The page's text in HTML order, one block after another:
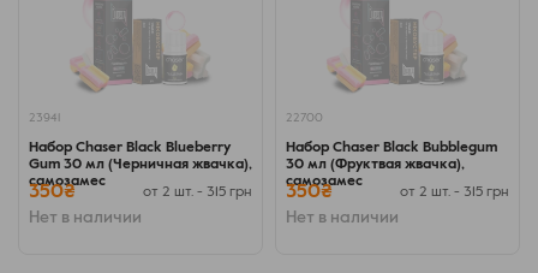
23941
Набор Chaser Black Blueberry
Gum 30 мл (Черничная жвачка),
самозамес
350₴ от 2 шт. - 315 грн
Нет в наличии
22700
Набор Chaser Black Bubblegum
30 мл (Фруктвая жвачка),
самозамес
350₴ от 2 шт. - 315 грн
Нет в наличии